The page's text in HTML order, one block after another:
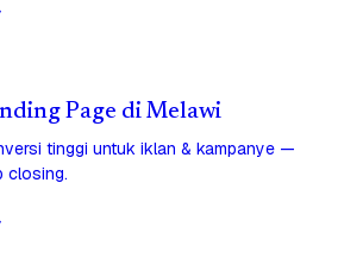
Page di Melawi
tinggi untuk iklan & kampanye —
closing.